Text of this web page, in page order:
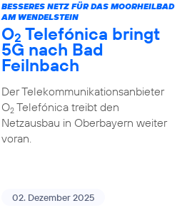
BESSERES NETZ FÜR DAS MOORHEILBAD
AM WENDELSTEIN
O2 Telefónica bringt
5G nach Bad
Feilnbach
Der Telekommunikationsanbieter
O2Telefónica treibt den
Netzausbau in Oberbayern weiter
voran.
02. Dezember 2025